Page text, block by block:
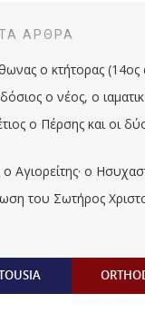
ΆΡΘΡΑ
ο κτήτορας (14ος
ο νέος, ο
ο Πέρσης και οι
ο Αγιορείτης · ο
του Σωτήρος